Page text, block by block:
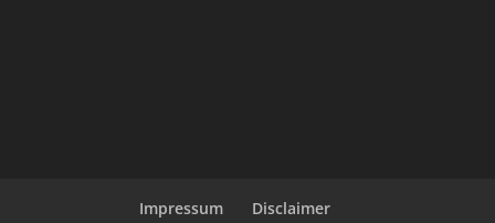
Impressum
Disclaimer